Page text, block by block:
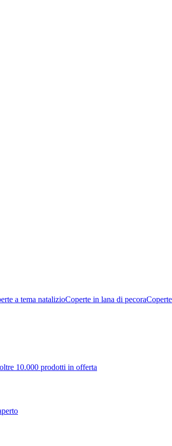
a tema natalizioCoperte in lana di pecora
10.000 prodotti in offerta